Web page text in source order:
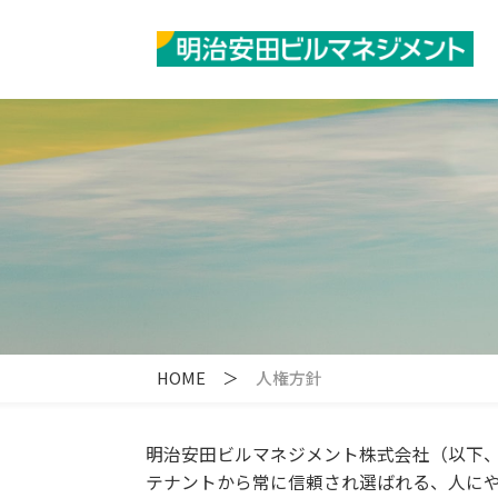
HOME ＞ 人権方針
明治安田ビルマネジメント株式会社（以下
テナントから常に信頼され選ばれる、人に